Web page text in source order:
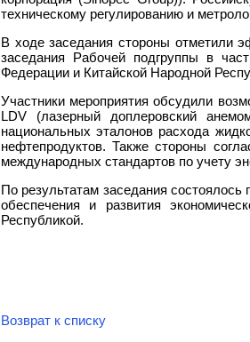
техническому регулированию и
В ходе заседания стороны отметили
заседания Рабочей подгруппы в
Федерации и Китайской Народной
Участники мероприятия обсудили
LDV (лазерный доплеровский
национальных эталонов расхода
нефтепродуктов. Также стороны
международных стандартов по учету
По результатам заседания состоялось
обеспечения и развития
Республикой.
Возврат к списку